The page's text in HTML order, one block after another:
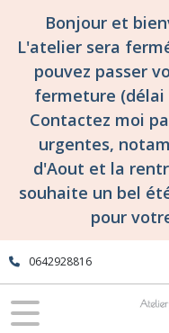
Bonjour et
L'atelier sera
pouvez passer
fermeture (délai
Contactez moi
urgentes,
d'Aout et la
souhaite un bel
pour
0642928816